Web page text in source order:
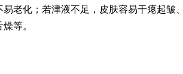
老化；若津液不足，皮肤容易干瘪起
等。